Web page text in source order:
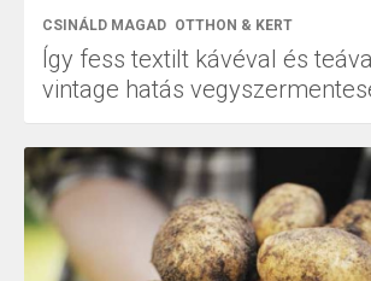
CSINÁLD MAGAD OTTHON & KERT
Így fess textilt kávéval és
vintage hatás